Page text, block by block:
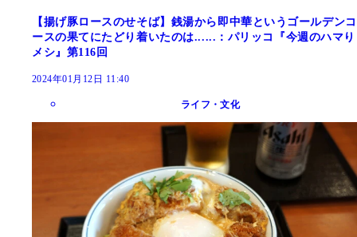
【揚げ豚ロースのせそば】銭湯から即中華というゴールデンコ
ースの果てにたどり着いたのは......：パリッコ『今週のハマり
メシ』第116回
2024年01月12日 11:40
ライフ・文化